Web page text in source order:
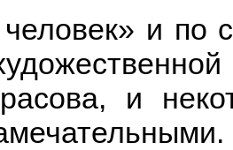
человек» и по
и